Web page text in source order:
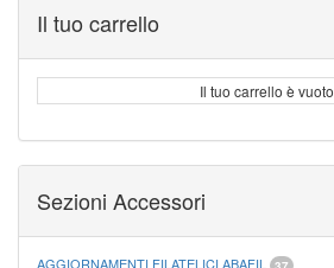
Il tuo carrello
Il tuo carrello è vuoto
Sezioni Accessori
AGGIORNAMENTI FILATELICI ABAFIL